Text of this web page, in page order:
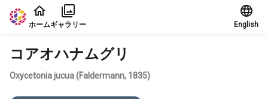
本文に飛ぶ
ホームギャラリー English
コアオハナムグリ
Oxycetonia jucua (Faldermann, 1835)